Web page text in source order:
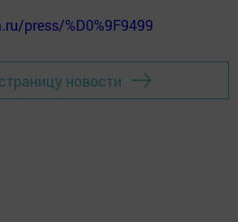
press/%D0%9F9499
новости